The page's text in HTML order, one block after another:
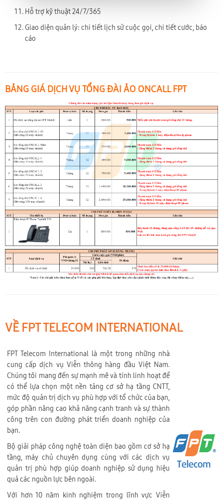
Hỗ trợ kỹ thuật 24/7/365
Giao diện quản lý: chi tiết lịch sử cuộc gọi, chi tiết cước, báo
cáo
BẢNG GIÁ DỊCH VỤ TỔNG ĐÀI ẢO ONCALL FPT
VỀ FPT TELECOM INTERNATIONAL
FPT Telecom International là một trong những nhà
cung cấp dịch vụ Viễn thông hàng đầu Việt Nam.
Chúng tôi mang đến sự mạnh mẽ và tính linh hoạt để
có thể lựa chọn một nền tảng cơ sở hạ tầng CNTT,
mức độ quản trị dịch vụ phù hợp với tổ chức của bạn,
góp phần nâng cao khả năng cạnh tranh và sự thành
công trên con đường phát triển doanh nghiệp của
bạn.
Bộ giải pháp công nghệ toàn diện bao gồm cơ sở hạ
tầng, máy chủ chuyên dụng cùng với các dịch vụ
quản trị phù hợp giúp doanh nghiệp sử dụng hiệu
quả các nguồn lực bên ngoài.
Với hơn 10 năm kinh nghiệm trong lĩnh vực Viễn